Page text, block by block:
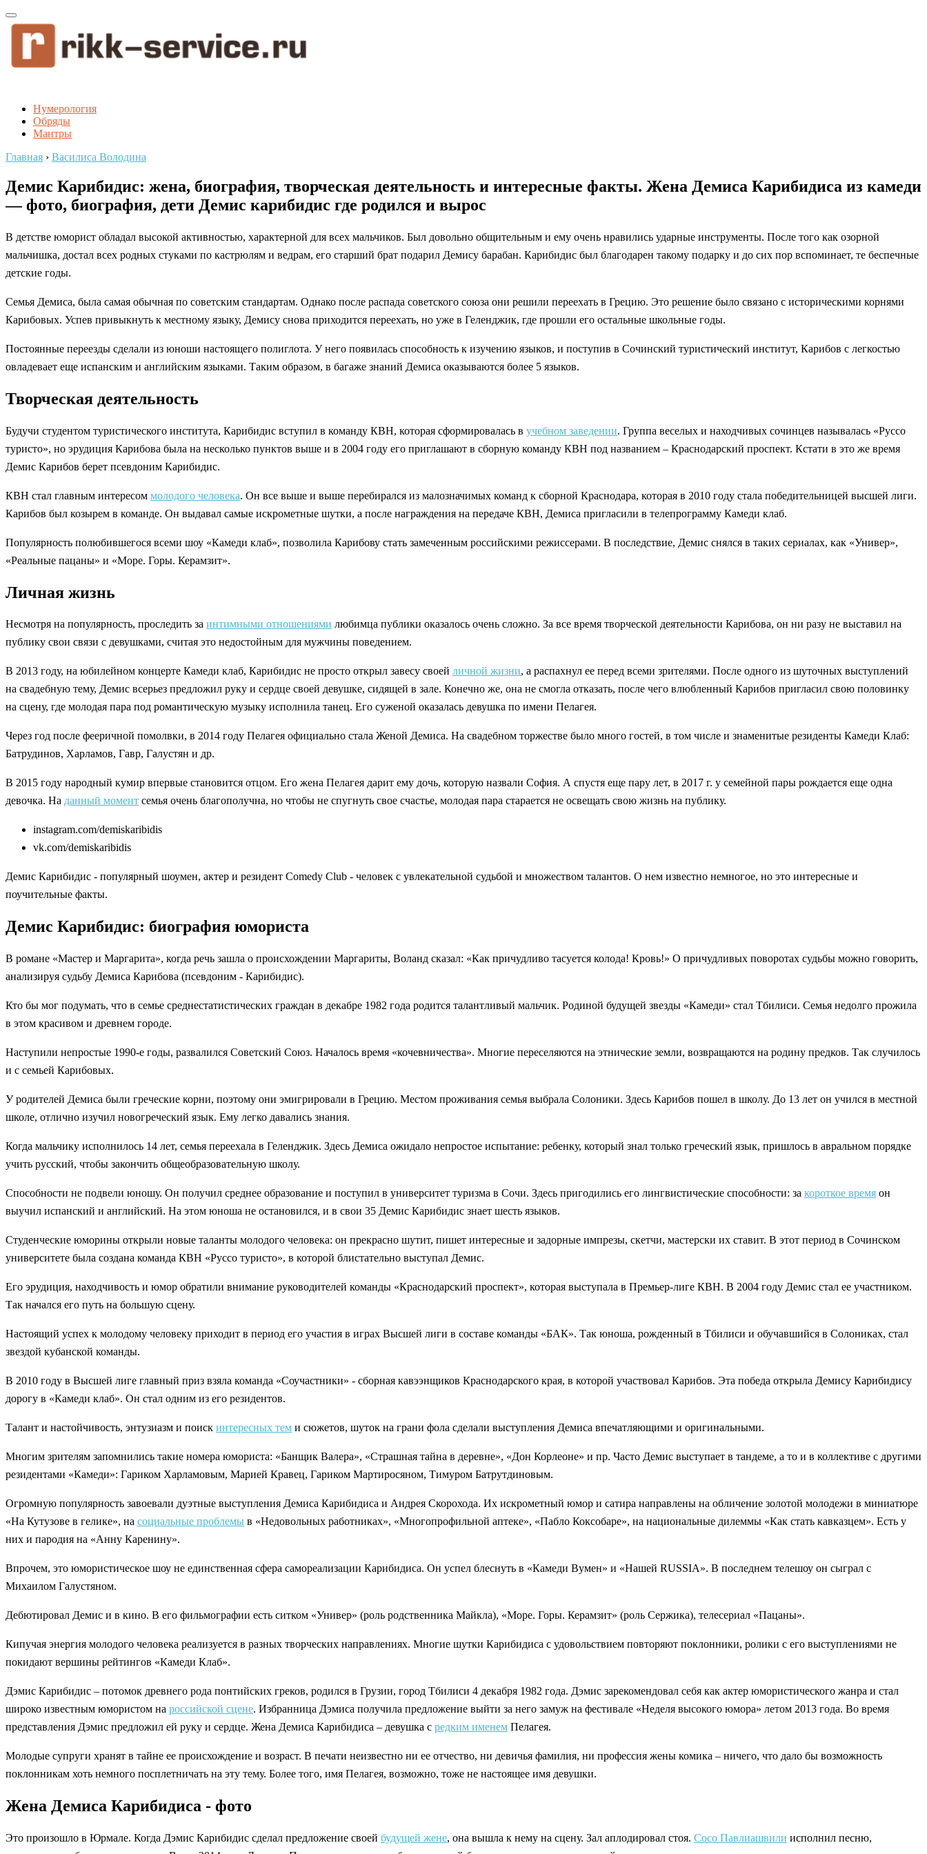
Нумерология
Обряды
Мантры
Главная › Василиса Володина
Демис Карибидис: жена, биография, творческая деятельность и интересные факты. Жена Демиса Карибидиса из камеди
— фото, биография, дети Демис карибидис где родился и вырос
В детстве юморист обладал высокой активностью, характерной для всех мальчиков. Был довольно общительным и ему очень нравились ударные инструменты. После того как озорной
мальчишка, достал всех родных стуками по кастрюлям и ведрам, его старший брат подарил Демису барабан. Карибидис был благодарен такому подарку и до сих пор вспоминает, те беспечные
детские годы.
Семья Демиса, была самая обычная по советским стандартам. Однако после распада советского союза они решили переехать в Грецию. Это решение было связано с историческими корнями
Карибовых. Успев привыкнуть к местному языку, Демису снова приходится переехать, но уже в Геленджик, где прошли его остальные школьные годы.
Постоянные переезды сделали из юноши настоящего полиглота. У него появилась способность к изучению языков, и поступив в Сочинский туристический институт, Карибов с легкостью
овладевает еще испанским и английским языками. Таким образом, в багаже знаний Демиса оказываются более 5 языков.
Творческая деятельность
Будучи студентом туристического института, Карибидис вступил в команду КВН, которая сформировалась в учебном заведении. Группа веселых и находчивых сочинцев называлась «Руссо
туристо», но эрудиция Карибова была на несколько пунктов выше и в 2004 году его приглашают в сборную команду КВН под названием – Краснодарский проспект. Кстати в это же время
Демис Карибов берет псевдоним Карибидис.
КВН стал главным интересом молодого человека. Он все выше и выше перебирался из малозначимых команд к сборной Краснодара, которая в 2010 году стала победительницей высшей лиги.
Карибов был козырем в команде. Он выдавал самые искрометные шутки, а после награждения на передаче КВН, Демиса пригласили в телепрограмму Камеди клаб.
Популярность полюбившегося всеми шоу «Камеди клаб», позволила Карибову стать замеченным российскими режиссерами. В последствие, Демис снялся в таких сериалах, как «Универ»,
«Реальные пацаны» и «Море. Горы. Керамзит».
Личная жизнь
Несмотря на популярность, проследить за интимными отношениями любимца публики оказалось очень сложно. За все время творческой деятельности Карибова, он ни разу не выставил на
публику свои связи с девушками, считая это недостойным для мужчины поведением.
В 2013 году, на юбилейном концерте Камеди клаб, Карибидис не просто открыл завесу своей личной жизни, а распахнул ее перед всеми зрителями. После одного из шуточных выступлений
на свадебную тему, Демис всерьез предложил руку и сердце своей девушке, сидящей в зале. Конечно же, она не смогла отказать, после чего влюбленный Карибов пригласил свою половинку
на сцену, где молодая пара под романтическую музыку исполнила танец. Его суженой оказалась девушка по имени Пелагея.
Через год после фееричной помолвки, в 2014 году Пелагея официально стала Женой Демиса. На свадебном торжестве было много гостей, в том числе и знаменитые резиденты Камеди Клаб:
Батрудинов, Харламов, Гавр, Галустян и др.
В 2015 году народный кумир впервые становится отцом. Его жена Пелагея дарит ему дочь, которую назвали София. А спустя еще пару лет, в 2017 г. у семейной пары рождается еще одна
девочка. На данный момент семья очень благополучна, но чтобы не спугнуть свое счастье, молодая пара старается не освещать свою жизнь на публику.
instagram.com/demiskaribidis
vk.com/demiskaribidis
Демис Карибидис - популярный шоумен, актер и резидент Сomedy Club - человек с увлекательной судьбой и множеством талантов. О нем известно немногое, но это интересные и
поучительные факты.
Демис Карибидис: биография юмориста
В романе «Мастер и Маргарита», когда речь зашла о происхождении Маргариты, Воланд сказал: «Как причудливо тасуется колода! Кровь!» О причудливых поворотах судьбы можно говорить,
анализируя судьбу Демиса Карибова (псевдоним - Карибидис).
Кто бы мог подумать, что в семье среднестатистических граждан в декабре 1982 года родится талантливый мальчик. Родиной будущей звезды «Камеди» стал Тбилиси. Семья недолго прожила
в этом красивом и древнем городе.
Наступили непростые 1990-е годы, развалился Советский Союз. Началось время «кочевничества». Многие переселяются на этнические земли, возвращаются на родину предков. Так случилось
и с семьей Карибовых.
У родителей Демиса были греческие корни, поэтому они эмигрировали в Грецию. Местом проживания семья выбрала Солоники. Здесь Карибов пошел в школу. До 13 лет он учился в местной
школе, отлично изучил новогреческий язык. Ему легко давались знания.
Когда мальчику исполнилось 14 лет, семья переехала в Геленджик. Здесь Демиса ожидало непростое испытание: ребенку, который знал только греческий язык, пришлось в авральном порядке
учить русский, чтобы закончить общеобразовательную школу.
Способности не подвели юношу. Он получил среднее образование и поступил в университет туризма в Сочи. Здесь пригодились его лингвистические способности: за короткое время он
выучил испанский и английский. На этом юноша не остановился, и в свои 35 Демис Карибидис знает шесть языков.
Студенческие юморины открыли новые таланты молодого человека: он прекрасно шутит, пишет интересные и задорные импрезы, скетчи, мастерски их ставит. В этот период в Сочинском
университете была создана команда КВН «Руссо туристо», в которой блистательно выступал Демис.
Его эрудиция, находчивость и юмор обратили внимание руководителей команды «Краснодарский проспект», которая выступала в Премьер-лиге КВН. В 2004 году Демис стал ее участником.
Так начался его путь на большую сцену.
Настоящий успех к молодому человеку приходит в период его участия в играх Высшей лиги в составе команды «БАК». Так юноша, рожденный в Тбилиси и обучавшийся в Солониках, стал
звездой кубанской команды.
В 2010 году в Высшей лиге главный приз взяла команда «Соучастники» - сборная кавээнщиков Краснодарского края, в которой участвовал Карибов. Эта победа открыла Демису Карибидису
дорогу в «Камеди клаб». Он стал одним из его резидентов.
Талант и настойчивость, энтузиазм и поиск интересных тем и сюжетов, шуток на грани фола сделали выступления Демиса впечатляющими и оригинальными.
Многим зрителям запомнились такие номера юмориста: «Банщик Валера», «Страшная тайна в деревне», «Дон Корлеоне» и пр. Часто Демис выступает в тандеме, а то и в коллективе с другими
резидентами «Камеди»: Гариком Харламовым, Марией Кравец, Гариком Мартиросяном, Тимуром Батрутдиновым.
Огромную популярность завоевали дуэтные выступления Демиса Карибидиса и Андрея Скорохода. Их искрометный юмор и сатира направлены на обличение золотой молодежи в миниатюре
«На Кутузове в гелике», на социальные проблемы в «Недовольных работниках», «Многопрофильной аптеке», «Пабло Коксобаре», на национальные дилеммы «Как стать кавказцем». Есть у
них и пародия на «Анну Каренину».
Впрочем, это юмористическое шоу не единственная сфера самореализации Карибидиса. Он успел блеснуть в «Камеди Вумен» и «Нашей RUSSIA». В последнем телешоу он сыграл с
Михаилом Галустяном.
Дебютировал Демис и в кино. В его фильмографии есть ситком «Универ» (роль родственника Майкла), «Море. Горы. Керамзит» (роль Сержика), телесериал «Пацаны».
Кипучая энергия молодого человека реализуется в разных творческих направлениях. Многие шутки Карибидиса с удовольствием повторяют поклонники, ролики с его выступлениями не
покидают вершины рейтингов «Камеди Клаб».
Дэмис Карибидис – потомок древнего рода понтийских греков, родился в Грузии, город Тбилиси 4 декабря 1982 года. Дэмис зарекомендовал себя как актер юмористического жанра и стал
широко известным юмористом на российской сцене. Избранница Дэмиса получила предложение выйти за него замуж на фестивале «Неделя высокого юмора» летом 2013 года. Во время
представления Дэмис предложил ей руку и сердце. Жена Демиса Карибидиса – девушка с редким именем Пелагея.
Молодые супруги хранят в тайне ее происхождение и возраст. В печати неизвестно ни ее отчество, ни девичья фамилия, ни профессия жены комика – ничего, что дало бы возможность
поклонникам хоть немного посплетничать на эту тему. Более того, имя Пелагея, возможно, тоже не настоящее имя девушки.
Жена Демиса Карибидиса - фото
Это произошло в Юрмале. Когда Дэмис Карибидис сделал предложение своей будущей жене, она вышла к нему на сцену. Зал аплодировал стоя. Сосо Павлиашвили исполнил песню,